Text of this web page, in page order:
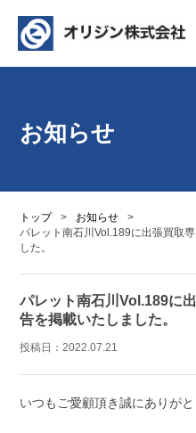
お知らせ
トップ > お知らせ
>
パレット南石川Vol.189に出張買取
した。
パレット南石川Vol.189に
告を掲載いたしました。
投稿日：2022.07.21
いつもご愛顧頂き誠にありがと